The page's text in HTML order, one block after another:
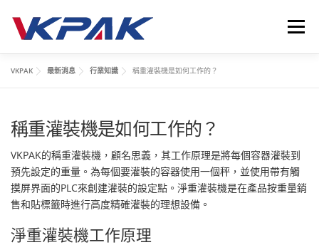
要
選單
聯繫我們 LANGUAGE
VKPAK 最新消息 行業知識 稱重灌裝機是如何工作的？
稱重灌裝機是如何工作的？
VKPAK的稱重灌裝機，顧名思義，其工作原理是將每個容器灌裝到
預先設定的重量。為每個要灌裝的容器使用一個秤，並使用帶有觸
摸屏界面的PLC來創建灌裝的設定點。淨重灌裝機是在產品按重量銷
售和貼標籤時進行高度精確灌裝的理想設備。
淨重灌裝機工作原理